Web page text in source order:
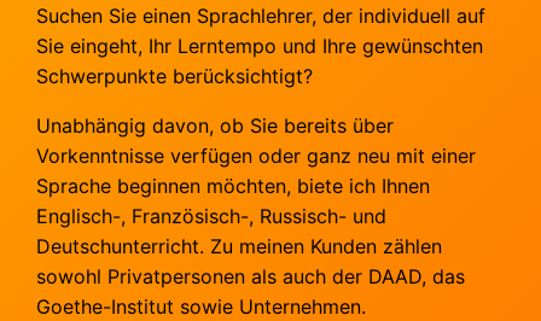
Suchen Sie einen Sprachlehrer, der individuell auf
Sie eingeht, Ihr Lerntempo und Ihre gewünschten
Schwerpunkte berücksichtigt?
Unabhängig davon, ob Sie bereits über
Vorkenntnisse verfügen oder ganz neu mit einer
Sprache beginnen möchten, biete ich Ihnen
Englisch-, Französisch-, Russisch- und
Deutschunterricht. Zu meinen Kunden zählen
sowohl Privatpersonen als auch der DAAD, das
Goethe-Institut sowie Unternehmen.